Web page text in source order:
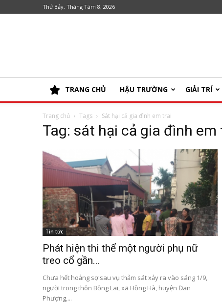
Thứ Bảy, Tháng Tám 8, 2026
TRANG CHỦ HẬU TRƯỜNG GIẢI TRÍ
Trang chủ Tags Sát hại cả gia đình em trai
Tag: sát hại cả gia đình em
Tin tức
Phát hiện thi thể một người phụ nữ
treo cổ gần...
Chưa hết hoảng sợ sau vụ thảm sát xảy ra vào sáng 1/9,
người trong thôn Bồng Lai, xã Hồng Hà, huyện Đan
Phượng,...